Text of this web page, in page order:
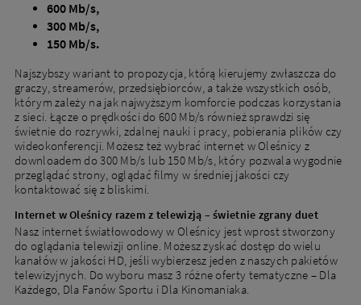
600 Mb/s,
300 Mb/s,
150 Mb/s.
Najszybszy wariant to propozycja, którą kierujemy zwłaszcza do
graczy, streamerów, przedsiębiorców, a także wszystkich osób,
którym zależy na jak najwyższym komforcie podczas korzystania
z sieci. Łącze o prędkości do 600 Mb/s również sprawdzi się
świetnie do rozrywki, zdalnej nauki i pracy, pobierania plików czy
wideokonferencji. Możesz też wybrać internet w Oleśnicy z
downloadem do 300 Mb/s lub 150 Mb/s, który pozwala wygodnie
przeglądać strony, oglądać filmy w średniej jakości czy
kontaktować się z bliskimi.
Internet w Oleśnicy razem z telewizją – świetnie zgrany duet
Nasz internet światłowodowy w Oleśnicy jest wprost stworzony
do oglądania telewizji online. Możesz zyskać dostęp do wielu
kanałów w jakości HD, jeśli wybierzesz jeden z naszych pakietów
telewizyjnych. Do wyboru masz 3 różne oferty tematyczne – Dla
Każdego, Dla Fanów Sportu i Dla Kinomaniaka.
Masz już usługi od Netii? Sprawdź ofertę dla obecnych
klientów
Przejdź
do
obecnych
klientów